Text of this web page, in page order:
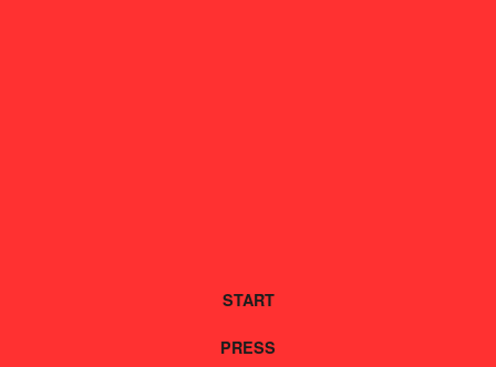
START
PRESS